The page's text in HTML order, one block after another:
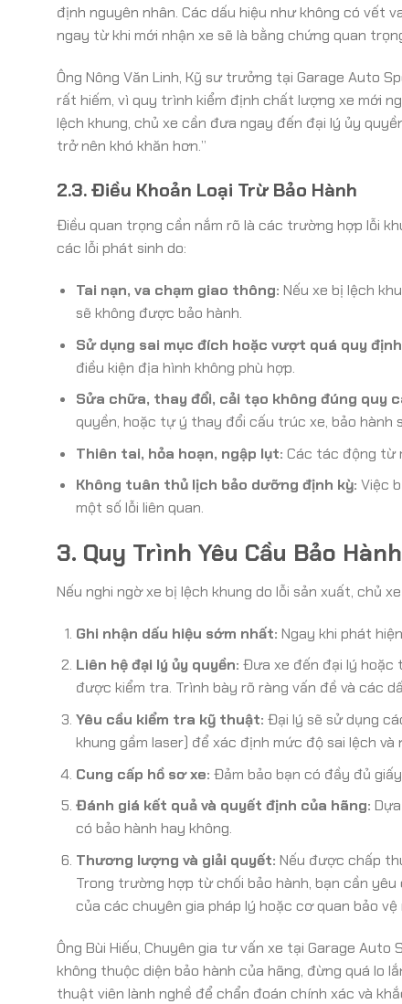
định nguyên nhân. Các dấu hiệu như không có vết
ngay từ khi mới nhận xe sẽ là bằng chứng quan
Ông Nông Văn Linh, Kỹ sư trưởng tại Garage Auto
rất hiếm, vì quy trình kiểm định chất lượng xe mới
lệch khung, chủ xe cần đưa ngay đến đại lý ủy
trở nên khó khăn hơn.”
2.3. Điều Khoản Loại Trừ Bảo Hành
Điều quan trọng cần nắm rõ là các trường hợp lỗi
các lỗi phát sinh do:
Tai nạn, va chạm giao thông: Nếu xe bị lệch
sẽ không được bảo hành.
Sử dụng sai mục đích hoặc vượt quá quy
điều kiện địa hình không phù hợp.
Sửa chữa, thay đổi, cải tạo không đúng quy
quyền, hoặc tự ý thay đổi cấu trúc xe, bảo hành
Thiên tai, hỏa hoạn, ngập lụt: Các tác động từ
Không tuân thủ lịch bảo dưỡng định kỳ: Việc
một số lỗi liên quan.
3. Quy Trình Yêu Cầu Bảo
Nếu nghi ngờ xe bị lệch khung do lỗi sản xuất, chủ
Ghi nhận dấu hiệu sớm nhất: Ngay khi phát
Liên hệ đại lý ủy quyền: Đưa xe đến đại lý hoặc
được kiểm tra. Trình bày rõ ràng vấn đề và các
Yêu cầu kiểm tra kỹ thuật: Đại lý sẽ sử dụng
khung gầm laser) để xác định mức độ sai lệch và
Cung cấp hồ sơ xe: Đảm bảo bạn có đầy đủ
Đánh giá kết quả và quyết định của hãng:
có bảo hành hay không.
Thương lượng và giải quyết: Nếu được chấp
Trong trường hợp từ chối bảo hành, bạn cần
của các chuyên gia pháp lý hoặc cơ quan bảo
Ông Bùi Hiếu, Chuyên gia tư vấn xe tại Garage
không thuộc diện bảo hành của hãng, đừng quá lo
thuật viên lành nghề để chẩn đoán chính xác và